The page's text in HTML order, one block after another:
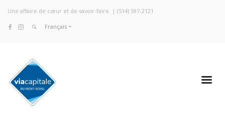
Une affaire de cœur et de savoir-faire. | (514) 597-2121
Français